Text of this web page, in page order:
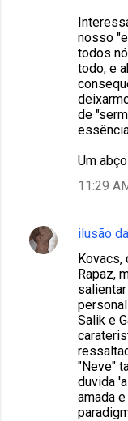
nosso
todos
todo, e
de
Um
11:29
ilusão
Kovacs,
Rapaz,
Salik e
"Neve"
duvida
amada